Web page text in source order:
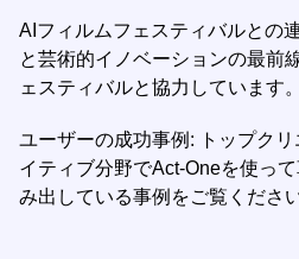
AIフィルムフェスティバルとの
と芸術的イノベーションの最前
ェスティバルと協力しています。
ユーザーの成功事例: トップク
イティブ分野でAct-Oneを使っ
み出している事例をご覧ください